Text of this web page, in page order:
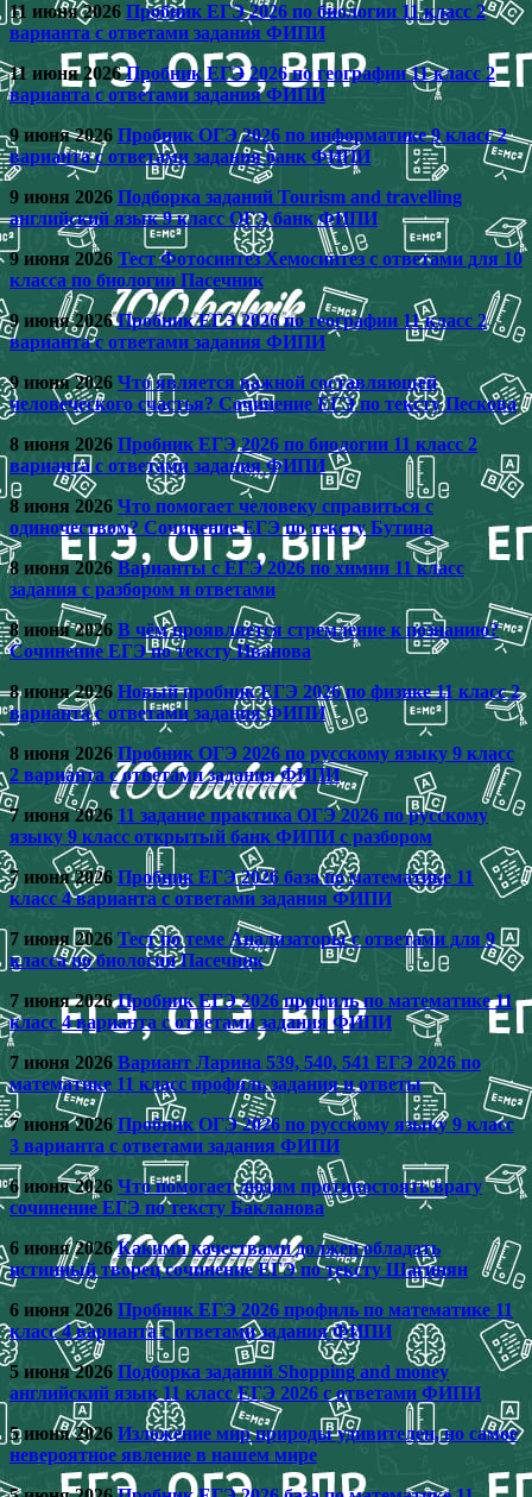
11 июня 2026 Пробник ЕГЭ 2026 по биологии 11 класс 2
варианта с ответами задания ФИПИ
11 июня 2026Пробник ЕГЭ 2026 по географии 11 класс 2
варианта с ответами задания ФИПИ
9 июня 2026 Пробник ОГЭ 2026 по информатике 9 класс 2
варианта с ответами задания банк ФИПИ
9 июня 2026 Подборка заданий Tourism and travelling
английский язык 9 класс ОГЭ банк ФИПИ
9 июня 2026 Тест Фотосинтез Хемосинтез с ответами для 10
класса по биологии Пасечник
9 июня 2026Пробник ЕГЭ 2026 по географии 11 класс 2
варианта с ответами задания ФИПИ
9 июня 2026 Что является важной составляющей
человеческого счастья? Сочинение ЕГЭ по тексту Пескова
8 июня 2026 Пробник ЕГЭ 2026 по биологии 11 класс 2
варианта с ответами задания ФИПИ
8 июня 2026 Что помогает человеку справиться с
одиночеством? Сочинение ЕГЭ по тексту Бутина
8 июня 2026Варианты с ЕГЭ 2026 по химии 11 класс
задания с разбором и ответами
8 июня 2026 В чём проявляется стремление к познанию?
Сочинение ЕГЭ по тексту Иванова
8 июня 2026 Новый пробник ЕГЭ 2026 по физике 11 класс 2
варианта с ответами задания ФИПИ
8 июня 2026Пробник ОГЭ 2026 по русскому языку 9 класс
2 варианта с ответами задания ФИПИ
7 июня 2026 11 задание практика ОГЭ 2026 по русскому
языку 9 класс открытый банк ФИПИ с разбором
7 июня 2026 Пробник ЕГЭ 2026 база по математике 11
класс 4 варианта с ответами задания ФИПИ
7 июня 2026 Тест по теме Анализаторы с ответами для 9
класса по биологии Пасечник
7 июня 2026Пробник ЕГЭ 2026 профиль по математике 11
класс 4 варианта с ответами задания ФИПИ
7 июня 2026 Вариант Ларина 539, 540, 541 ЕГЭ 2026 по
математике 11 класс профиль задания и ответы
7 июня 2026 Пробник ОГЭ 2026 по русскому языку 9 класс
3 варианта с ответами задания ФИПИ
6 июня 2026 Что помогает людям противостоять врагу
сочинение ЕГЭ по тексту Бакланова
6 июня 2026Какими качествами должен обладать
истинный творец сочинение ЕГЭ по тексту Шагинян
6 июня 2026 Пробник ЕГЭ 2026 профиль по математике 11
класс 4 варианта с ответами задания ФИПИ
5 июня 2026 Подборка заданий Shopping and money
английский язык 11 класс ЕГЭ 2026 с ответами ФИПИ
5 июня 2026 Изложение мир природы удивителен, но самое
невероятное явление в нашем мире